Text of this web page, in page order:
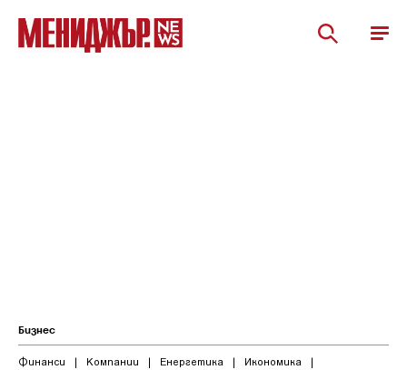
Бизнес
Финанси | Компании | Енергетика | Икономика |